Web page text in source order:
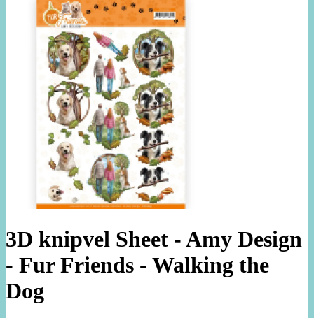
3D knipvel Sheet - Amy Design
- Fur Friends - Walking the
Dog